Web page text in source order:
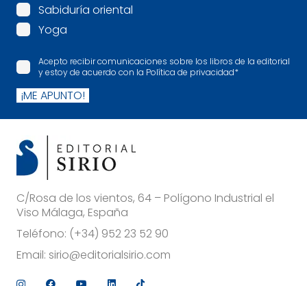
Sabiduría oriental
Yoga
Acepto recibir comunicaciones sobre los libros de la editorial
y estoy de acuerdo con la Política de privacidad*
¡ME APUNTO!
C/Rosa de los vientos, 64 – Polígono Industrial el
Viso Málaga, España
Teléfono: (+34) 952 23 52 90
Email: sirio@editorialsirio.com